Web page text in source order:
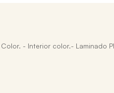
- Interior color.- Laminado